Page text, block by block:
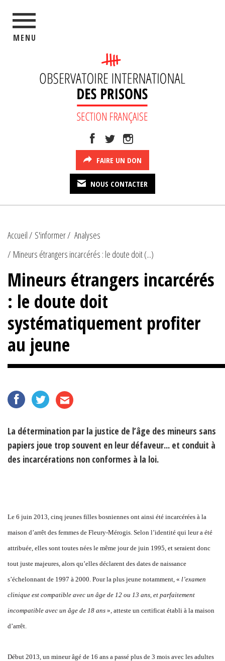
MENU
FAIRE UN DON
NOUS CONTACTER
Accueil S'informer
Analyses
Mineurs étrangers incarcérés : le doute doit (...)
Mineurs étrangers incarcérés
: le doute doit
systématiquement profiter
au jeune
La détermination par la justice de l’âge des mineurs sans
papiers joue trop souvent en leur défaveur... et conduit à
des incarcérations non conformes à la loi.
Le 6 juin 2013, cinq jeunes filles bosniennes ont ainsi été incarcérées à la
maison d’arrêt des femmes de Fleury-Mérogis. Selon l’identité qui leur a été
attribuée, elles sont toutes nées le même jour de juin 1995, et seraient donc
tout juste majeures, alors qu’elles déclarent des dates de naissance
s’échelonnant de 1997 à 2000. Pour la plus jeune notamment, « l’examen
clinique est compatible avec un âge de 12 ou 13 ans, et parfaitement
incompatible avec un âge de 18 ans », atteste un certificat établi à la maison
d’arrêt.
Début 2013, un mineur âgé de 16 ans a passé plus de 3 mois avec les adultes